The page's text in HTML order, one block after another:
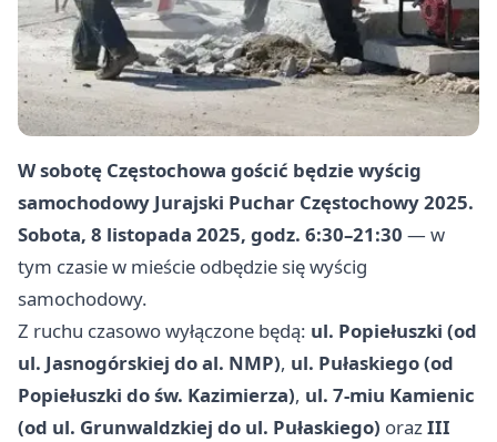
W sobotę Częstochowa gościć będzie wyścig
samochodowy Jurajski Puchar Częstochowy 2025.
Sobota, 8 listopada 2025, godz. 6:30–21:30 — w
tym czasie w mieście odbędzie się wyścig
samochodowy.
Z ruchu czasowo wyłączone będą: ul. Popiełuszki (od
ul. Jasnogórskiej do al. NMP), ul. Pułaskiego (od
Popiełuszki do św. Kazimierza), ul. 7-miu Kamienic
(od ul. Grunwaldzkiej do ul. Pułaskiego) orazIII